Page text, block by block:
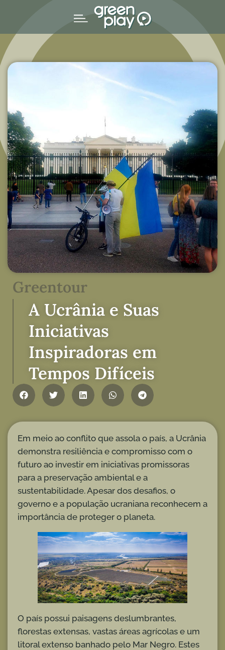
Greentour
A Ucrânia e Suas
Iniciativas
Inspiradoras em
Tempos Difíceis
Em meio ao conflito que assola o país, a Ucrânia
demonstra resiliência e compromisso com o
futuro ao investir em iniciativas promissoras
para a preservação ambiental e a
sustentabilidade. Apesar dos desafios, o
governo e a população ucraniana reconhecem a
importância de proteger o planeta.
O país possui paisagens deslumbrantes,
florestas extensas, vastas áreas agrícolas e um
litoral extenso banhado pelo Mar Negro. Estes